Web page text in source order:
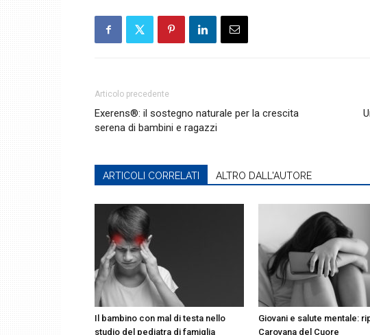
Articolo precedente
Exerens®: il sostegno naturale per la crescita
serena di bambini e ragazzi
ARTICOLI CORRELATI ALTRO DALL'AUTORE
Il bambino con mal di testa nello
studio del pediatra di famiglia
Giovani e salute mentale:
Carovana del Cuore